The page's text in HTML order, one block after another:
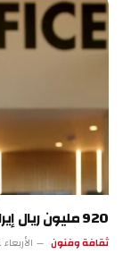
920 مليون ريال إيرادات شباك التذاكر السعودي 2025
ثقافة وفنون الأربعاء 01 أبريل 7:12 م